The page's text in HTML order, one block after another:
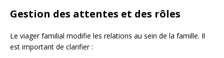
Gestion des attentes et des rôles
Le viager familial modifie les relations au sein de la famille. Il
est important de clarifier :